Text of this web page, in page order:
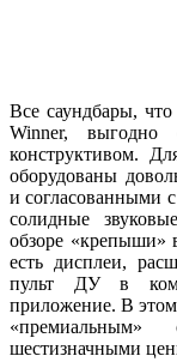
Все саундбары,
Winner, выгодно
конструктивом.
оборудованы
и согласованными
солидные
обзоре «крепыши»
есть дисплеи,
пульт ДУ в
приложение. В
шестизначными